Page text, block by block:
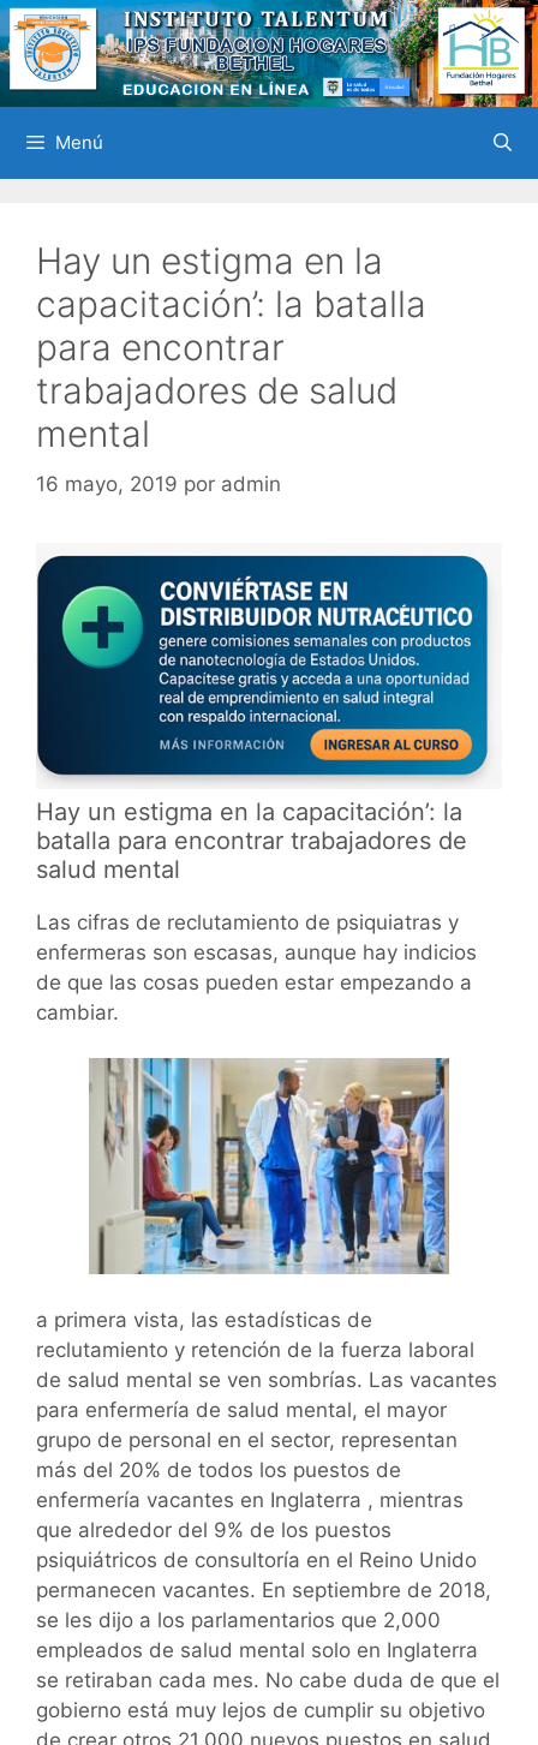
Saltar
al
contenido
Menú
Hay un estigma en la
capacitación’: la batalla
para encontrar
trabajadores de salud
mental
16 mayo, 2019 por admin
Hay un estigma en la capacitación’: la
batalla para encontrar trabajadores de
salud mental
Las cifras de reclutamiento de psiquiatras y
enfermeras son escasas, aunque hay indicios
de que las cosas pueden estar empezando a
cambiar.
a primera vista, las estadísticas de
reclutamiento y retención de la fuerza laboral
de salud mental se ven sombrías. Las vacantes
para enfermería de salud mental, el mayor
grupo de personal en el sector, representan
más del 20% de todos los puestos de
enfermería vacantes en Inglaterra , mientras
que alrededor del 9% de los puestos
psiquiátricos de consultoría en el Reino Unido
permanecen vacantes. En septiembre de 2018,
se les dijo a los parlamentarios que 2,000
empleados de salud mental solo en Inglaterra
se retiraban cada mes. No cabe duda de que el
gobierno está muy lejos de cumplir su objetivo
de crear otros 21,000 nuevos puestos en salud